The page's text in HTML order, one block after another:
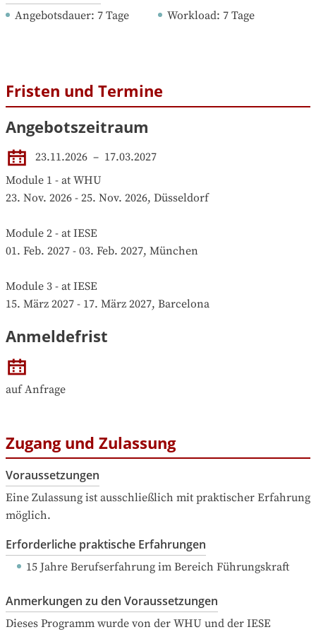
Angebotsdauer: 7 Tage Workload: 7 Tage
Fristen und Termine
Angebotszeitraum
23.11.2026 – 17.03.2027
Module 1 - at WHU
23. Nov. 2026 - 25. Nov. 2026, Düsseldorf
Module 2 - at IESE
01. Feb. 2027 - 03. Feb. 2027, München
Module 3 - at IESE
15. März 2027 - 17. März 2027, Barcelona
Anmeldefrist
auf Anfrage
Zugang und Zulassung
Voraussetzungen
Eine Zulassung ist ausschließlich mit praktischer Erfahrung
möglich.
Erforderliche praktische Erfahrungen
15 Jahre Berufserfahrung im Bereich Führungskraft
Anmerkungen zu den Voraussetzungen
Dieses Programm wurde von der WHU und der IESE